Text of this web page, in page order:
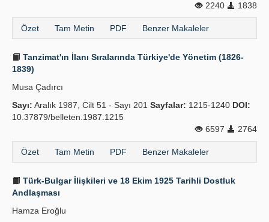
2240
1838
Özet Tam Metin PDF Benzer Makaleler
Tanzimat'ın İlanı Sıralarında Türkiye'de Yönetim (1826-
1839)
Musa Çadırcı
Sayı: Aralık 1987, Cilt 51 - Sayı 201 Sayfalar: 1215-1240 DOI:
10.37879/belleten.1987.1215
6597
2764
Özet Tam Metin PDF Benzer Makaleler
Türk-Bulgar İlişkileri ve 18 Ekim 1925 Tarihli Dostluk
Andlaşması
Hamza Eroğlu